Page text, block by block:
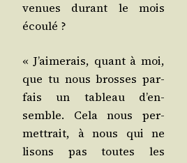
ve­nues durant le mois
écoulé ?
« J’ai­me­rais, quant à moi,
que tu nous brosses par­
fais un tableau d’en­
semble. Cela nous per­
met­trait, à nous qui ne
lisons pas toutes les